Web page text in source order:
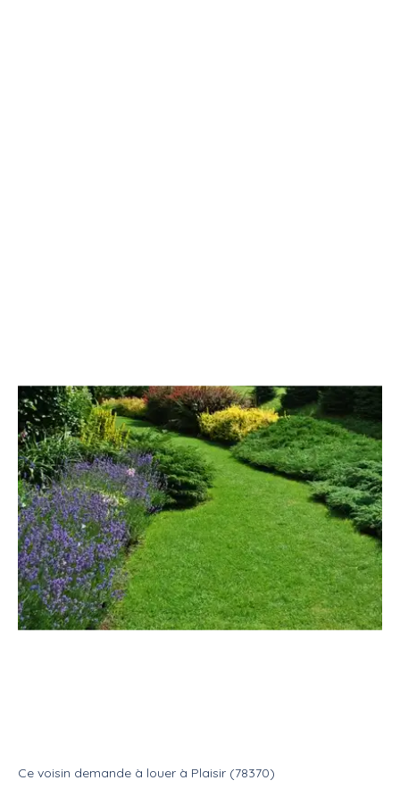
Location Salle Jardin privé
Jardin avec sanitaires
Location Jardin
Ce voisin demande à louer à Plaisir (78370)